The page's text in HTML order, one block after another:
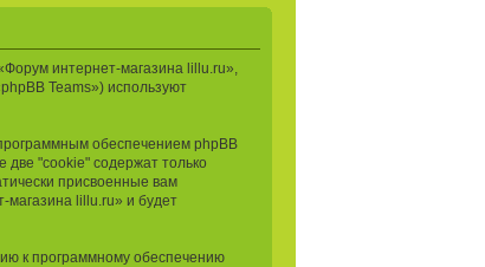
интернет-магазина lillu.ru»,
Teams») используют
обеспечением phpBB
"cookie" содержат только
присвоенные вам
магазина lillu.ru» и будет
к программному обеспечению